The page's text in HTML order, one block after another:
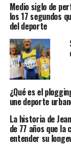
Medio siglo de
los 17 segundos
del deporte
¿Qué es el
une deporte
La historia de
de 77 años que
entender su